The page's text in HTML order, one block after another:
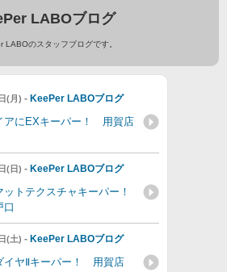
LABOブログ
LABOのスタッフブログです。
(月) - KeePer LABOブログ
アにEXキーパー！ 用賀店
(日) - KeePer LABOブログ
ットテクスチャキーパー！
(土) - KeePer LABOブログ
イヤⅡキーパー！ 用賀店